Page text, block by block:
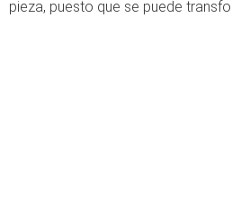
pieza, puesto que se puede